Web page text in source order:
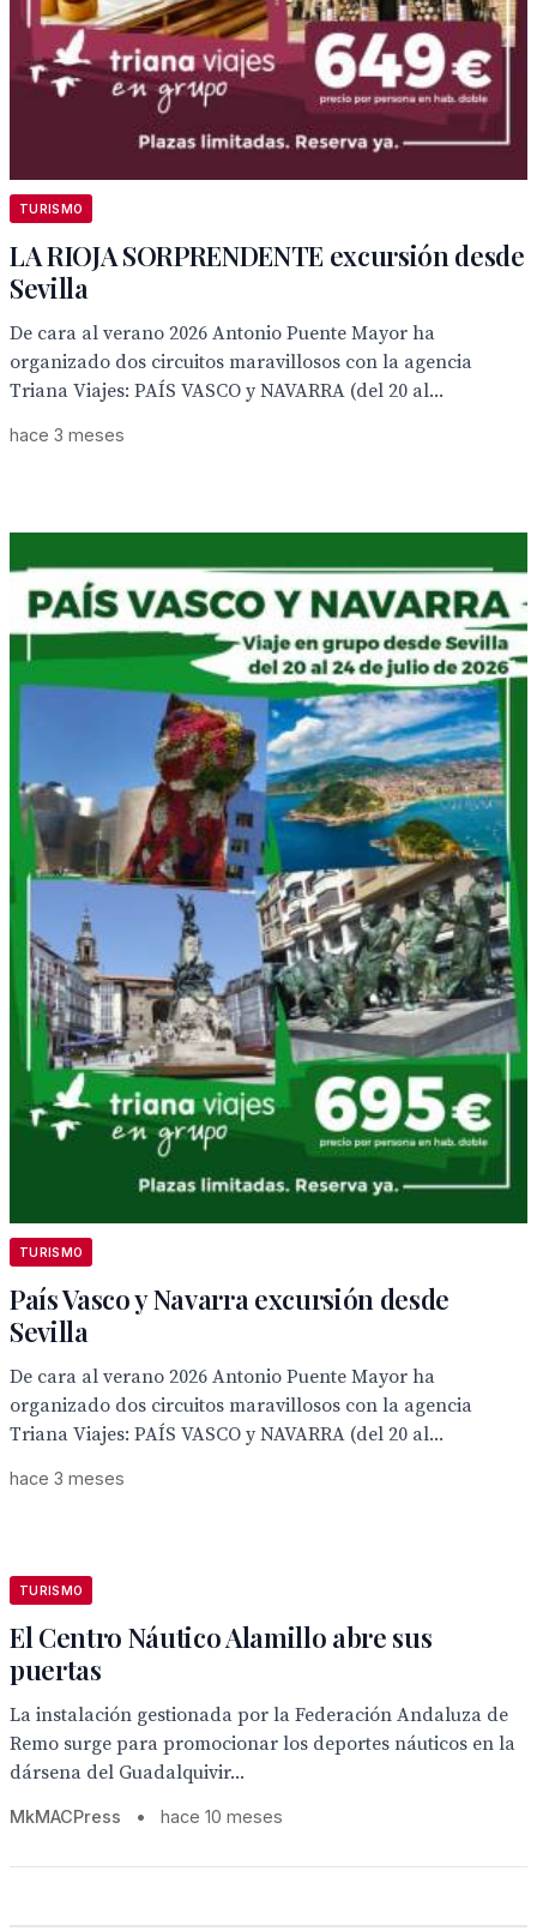
TURISMO
LA RIOJA SORPRENDENTE excursión desde
Sevilla
De cara al verano 2026 Antonio Puente Mayor ha
organizado dos circuitos maravillosos con la agencia
Triana Viajes: PAÍS VASCO y NAVARRA (del 20 al...
hace 3 meses
TURISMO
País Vasco y Navarra excursión desde
Sevilla
De cara al verano 2026 Antonio Puente Mayor ha
organizado dos circuitos maravillosos con la agencia
Triana Viajes: PAÍS VASCO y NAVARRA (del 20 al...
hace 3 meses
TURISMO
El Centro Náutico Alamillo abre sus
puertas
La instalación gestionada por la Federación Andaluza de
Remo surge para promocionar los deportes náuticos en la
dársena del Guadalquivir...
MkMACPress • hace 10 meses